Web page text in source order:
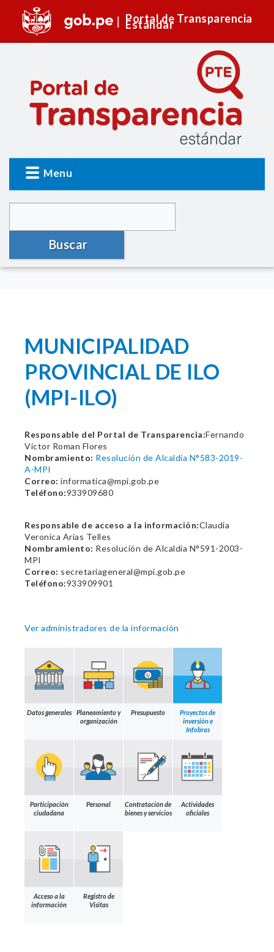
Portal de Transparencia
Estándar
Menu
Buscar
MUNICIPALIDAD
PROVINCIAL DE ILO
(MPI-ILO)
Responsable del Portal de Transparencia:Fernando
Victor Roman Flores
Nombramiento: Resolución de Alcaldía N°583-2019-
A-MPI
Correo: informatica@mpi.gob.pe
Teléfono:933909680
Responsable de acceso a la información:Claudia
Veronica Arias Telles
Nombramiento: Resolución de Alcaldía N°591-2003-
MPI
Correo: secretariageneral@mpi.gob.pe
Teléfono:933909901
Ver administradores de la información
Datos generales
Planeamiento y
organización
Presupuesto
Proyectos de
inversión e
Infobras
Participación
ciudadana
Personal
Contratación de
bienes y servicios
Actividades
oficiales
Acceso a la
información
Registro de
Visitas